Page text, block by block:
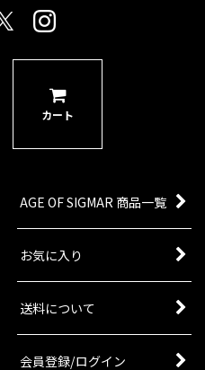
カート
AGE OF SIGMAR 商品一覧
お気に入り
送料について
会員登録/ログイン